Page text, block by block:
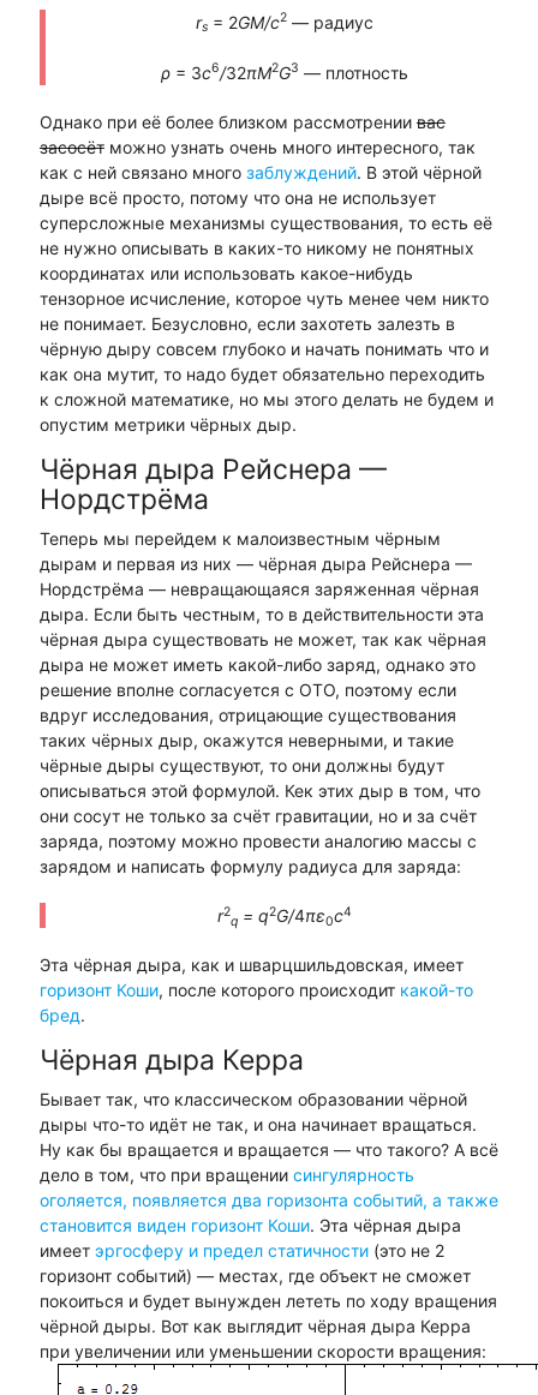
rs = 2GM/c2 — радиус
ρ = 3c6/32πM2G3 — плотность
Однако при её более близком рассмотрении вас
засосётможно узнать очень много интересного, так
как с ней связано много заблуждений. В этой чёрной
дыре всё просто, потому что она не использует
суперсложные механизмы существования, то есть её
не нужно описывать в каких-то никому не понятных
координатах или использовать какое-нибудь
тензорное исчисление, которое чуть менее чем никто
не понимает. Безусловно, если захотеть залезть в
чёрную дыру совсем глубоко и начать понимать что и
как она мутит, то надо будет обязательно переходить
к сложной математике, но мы этого делать не будем и
опустим метрики чёрных дыр.
Чёрная дыра Рейснера —
Нордстрёма
Теперь мы перейдем к малоизвестным чёрным
дырам и первая из них — чёрная дыра Рейснера —
Нордстрёма — невращающаяся заряженная чёрная
дыра. Если быть честным, то в действительности эта
чёрная дыра существовать не может, так как чёрная
дыра не может иметь какой-либо заряд, однако это
решение вполне согласуется с ОТО, поэтому если
вдруг исследования, отрицающие существования
таких чёрных дыр, окажутся неверными, и такие
чёрные дыры существуют, то они должны будут
описываться этой формулой. Кек этих дыр в том, что
они сосут не только за счёт гравитации, но и за счёт
заряда, поэтому можно провести аналогию массы с
зарядом и написать формулу радиуса для заряда:
r2
q = q2G/4πε0c4
Эта чёрная дыра, как и шварцшильдовская, имеет
горизонт Коши, после которого происходит какой-то
бред.
Чёрная дыра Керра
Бывает так, что классическом образовании чёрной
дыры что-то идёт не так, и она начинает вращаться.
Ну как бы вращается и вращается — что такого? А всё
дело в том, что при вращении сингулярность
оголяется, появляется два горизонта событий, а также
становится виден горизонт Коши. Эта чёрная дыра
имеет эргосферу и предел статичности(это не 2
горизонт событий) — местах, где объект не сможет
покоиться и будет вынужден лететь по ходу вращения
чёрной дыры. Вот как выглядит чёрная дыра Керра
при увеличении или уменьшении скорости вращения: